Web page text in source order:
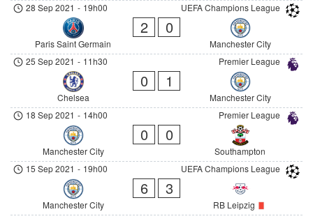
UEFA Champions League
28 Sep 2021 - 19h00
Paris Saint Germain
2 0
Manchester City
Premier League
25 Sep 2021 - 11h30
Chelsea
0 1
Manchester City
Premier League
18 Sep 2021 - 14h00
Manchester City
0 0
Southampton
UEFA Champions League
15 Sep 2021 - 19h00
Manchester City
6 3
RB Leipzig